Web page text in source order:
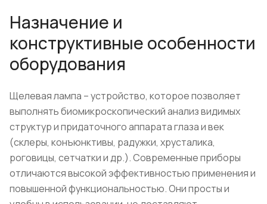
Назначение и
конструктивные особенности
оборудования
Щелевая лампа – устройство, которое позволяет
выполнять биомикроскопический анализ видимых
структур и придаточного аппарата глаза и век
(склеры, конъюнктивы, радужки, хрусталика,
роговицы, сетчатки и др.). Современные приборы
отличаются высокой эффективностью применения и
повышенной функциональностью. Они просты и